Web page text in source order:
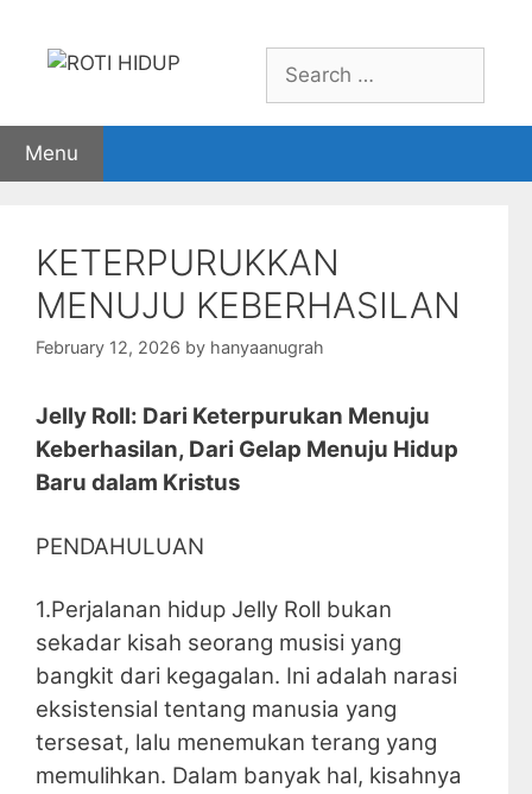
content
Search
for:
Menu
KETERPURUKKAN
MENUJU KEBERHASILAN
February 12, 2026 by hanyaanugrah
Jelly Roll: Dari Keterpurukan Menuju
Keberhasilan, Dari Gelap Menuju Hidup
Baru dalam Kristus
PENDAHULUAN
1.Perjalanan hidup Jelly Roll bukan
sekadar kisah seorang musisi yang
bangkit dari kegagalan. Ini adalah narasi
eksistensial tentang manusia yang
tersesat, lalu menemukan terang yang
memulihkan. Dalam banyak hal, kisahnya